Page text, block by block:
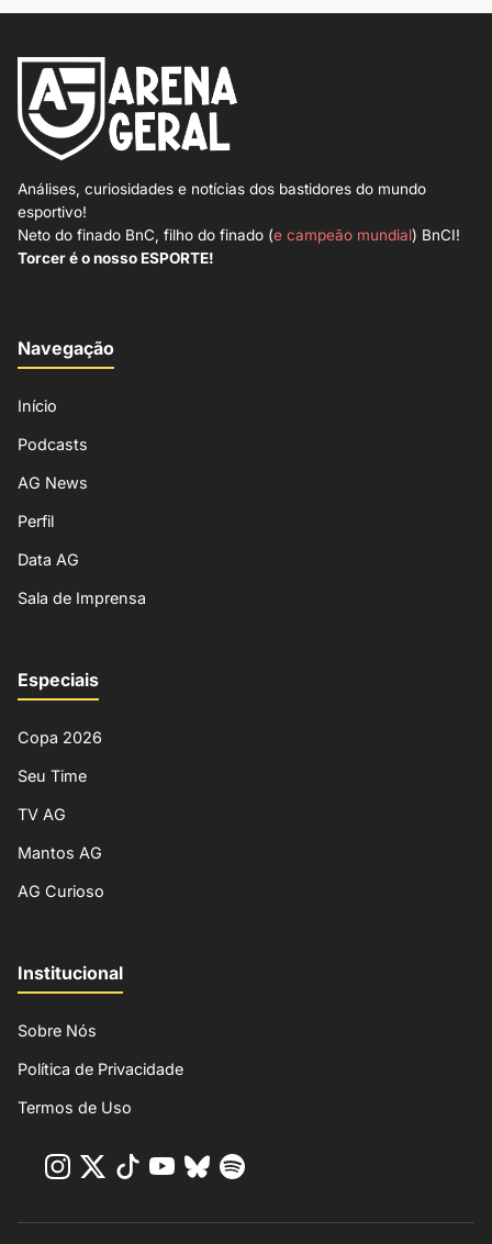
Análises, curiosidades e notícias dos bastidores do mundo
esportivo!
Neto do finado BnC, filho do finado (e campeão mundial) BnCI!
Torcer é o nosso ESPORTE!
Navegação
Início
Podcasts
AG News
Perfil
Data AG
Sala de Imprensa
Especiais
Copa 2026
Seu Time
TV AG
Mantos AG
AG Curioso
Institucional
Sobre Nós
Política de Privacidade
Termos de Uso